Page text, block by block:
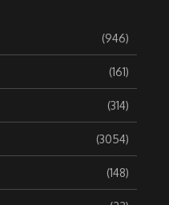
(946)
(161)
(314)
(3054)
(148)